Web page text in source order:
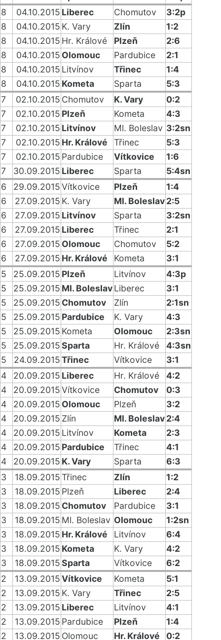
8
04.10.2015 Liberec Chomutov
3:2p
8
04.10.2015 K. Vary Zlín
1:2
8
04.10.2015 Hr. Králové Plzeň
2:6
8
04.10.2015 Olomouc Pardubice
2:1
8
04.10.2015 Litvínov Třinec
1:4
8
04.10.2015 Kometa Sparta
5:3
7
02.10.2015 Chomutov K. Vary
0:2
7
02.10.2015 Plzeň Kometa
4:3
7
02.10.2015 Litvínov Ml. Boleslav 3:2sn
7
02.10.2015 Hr. Králové Třinec
5:3
7
02.10.2015 Pardubice Vítkovice
1:6
7
30.09.2015 Liberec Sparta
5:4sn
6
29.09.2015Vítkovice Plzeň
1:4
6
27.09.2015 K. Vary Ml. Boleslav2:5
6
27.09.2015 Litvínov Sparta
3:2sn
6
27.09.2015 Liberec Třinec
2:1
6
27.09.2015 Olomouc Chomutov
5:2
6
27.09.2015 Hr. Králové Kometa
3:1
5
25.09.2015 Plzeň Litvínov
4:3p
5
25.09.2015 Ml. BoleslavLiberec
3:1
5
25.09.2015 Chomutov Zlín
2:1sn
5
25.09.2015 Pardubice K. Vary
4:3
5
25.09.2015 Kometa Olomouc
2:3sn
5
25.09.2015Sparta Hr. Králové
4:3sn
5
24.09.2015Třinec Vítkovice
3:1
4
20.09.2015 Liberec Hr. Králové
4:2
4
20.09.2015Vítkovice Chomutov
0:3
4
20.09.2015 Olomouc Plzeň
3:2
4
20.09.2015 Zlín Ml. Boleslav2:4
4
20.09.2015 Litvínov Kometa
2:3
4
20.09.2015 Pardubice Třinec
4:1
4
20.09.2015 K. Vary Sparta
6:3
3
18.09.2015Třinec Zlín
1:2
3
18.09.2015 Plzeň Liberec
2:4
3
18.09.2015 Chomutov Pardubice
3:1
3
18.09.2015 Ml. Boleslav Olomouc
1:2sn
3
18.09.2015 Hr. Králové Litvínov
6:4
3
18.09.2015 Kometa K. Vary
4:2
3
18.09.2015Sparta Vítkovice
6:2
2
13.09.2015Vítkovice Kometa
5:1
2
13.09.2015 K. Vary Třinec
2:5
2
13.09.2015 Liberec Litvínov
4:1
2
13.09.2015 Pardubice Plzeň
1:4
2
13.09.2015 Olomouc Hr. Králové
0:2